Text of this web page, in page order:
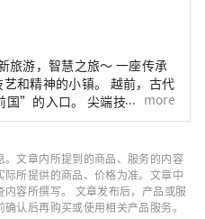
，智慧之旅～ 一座传承
和精神的小镇。 越前，古代
国”的入口。 尖端技术和文
岸流入的智慧之地，成为日本
生活在这里的人们的心中，还
给下一个1000年的普世智
越国界、跨越时空的交流孕
的新探索。 欢迎来到越前。
more
文章内所提到的商品、服务的内容
所提供的商品、价格为准。文章中
容所撰写。 文章发布后，产品或服
认后再购买或使用相关产品服务。